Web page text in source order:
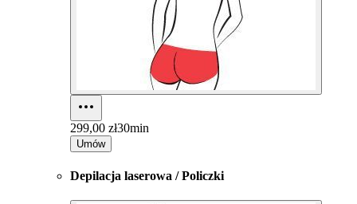
299,00 zł30min
Umów
Depilacja laserowa / Policzki